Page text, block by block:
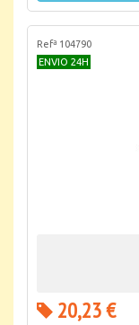
Refª 104790
ENVIO 24H
20,23 €